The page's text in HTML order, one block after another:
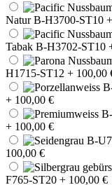
Natur B-H3700-ST10
Tabak B-H3702-ST10
H1715-ST12 + 100,00
+ 100,00 €
+ 100,00 €
100,00 €
F765-ST20 + 100,00 €